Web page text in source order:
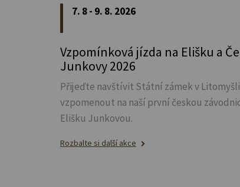
7. 8 - 9. 8. 2026
Vzpomínková jízda na Elišku a
Junkovy 2026
Přijeďte navštívit Státní zámek v
vzpomenout na naší první českou
Elišku Junkovou.
Rozbalte si další akce